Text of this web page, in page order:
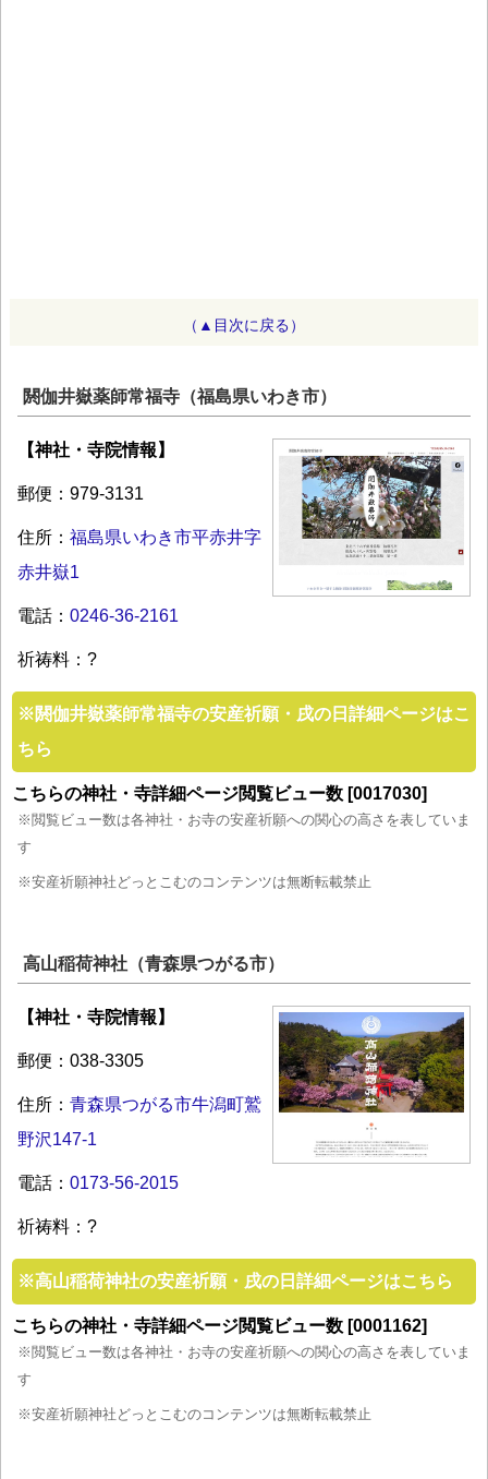
（▲目次に戻る）
閼伽井嶽薬師常福寺（福島県いわき市）
【神社・寺院情報】
郵便：979-3131
住所： 福島県いわき市平赤井字
赤井嶽1
電話： 0246-36-2161
祈祷料：?
※閼伽井嶽薬師常福寺の安産祈願・戌の日詳細ページはこ
ちら
こちらの神社・寺詳細ページ閲覧ビュー数 [0017030]
※閲覧ビュー数は各神社・お寺の安産祈願への関心の高さを表していま
す
※安産祈願神社どっとこむのコンテンツは無断転載禁止
高山稲荷神社（青森県つがる市）
【神社・寺院情報】
郵便：038-3305
住所： 青森県つがる市牛潟町鷲
野沢147-1
電話： 0173-56-2015
祈祷料：?
※高山稲荷神社の安産祈願・戌の日詳細ページはこちら
こちらの神社・寺詳細ページ閲覧ビュー数 [0001162]
※閲覧ビュー数は各神社・お寺の安産祈願への関心の高さを表していま
す
※安産祈願神社どっとこむのコンテンツは無断転載禁止